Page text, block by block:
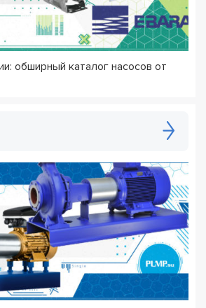
обширный каталог насосов от